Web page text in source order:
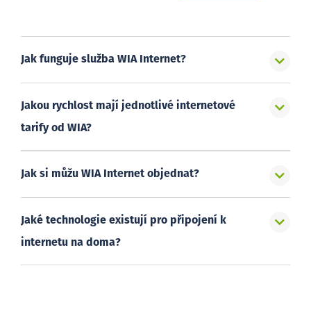
Jak funguje služba WIA Internet?
Jakou rychlost mají jednotlivé internetové
tarify od WIA?
Jak si můžu WIA Internet objednat?
Jaké technologie existují pro připojení k
internetu na doma?